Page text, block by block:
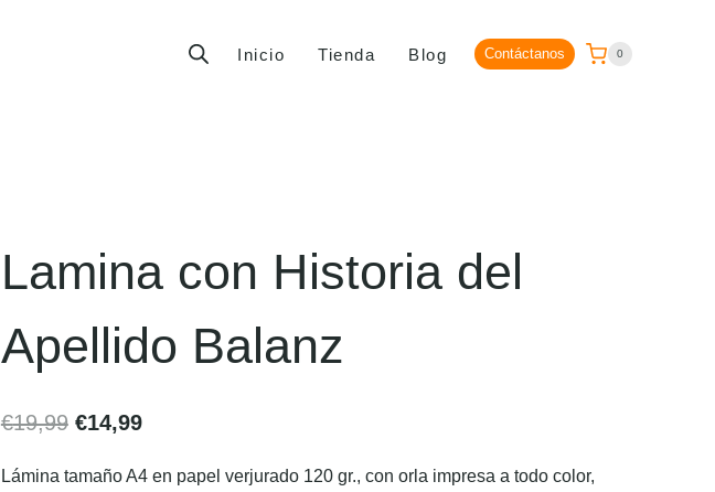
Inicio Tienda Blog Contáctanos 0
Lamina con Historia del
Apellido Balanz
€19,99 €14,99
Lámina tamaño A4 en papel verjurado 120 gr., con orla impresa a todo color,